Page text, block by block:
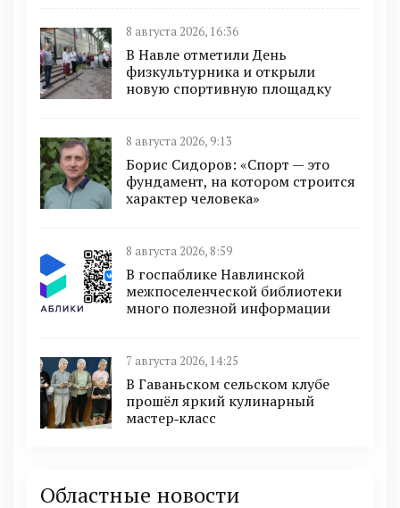
8 августа 2026, 16:36
В Навле отметили День
физкультурника и открыли
новую спортивную площадку
8 августа 2026, 9:13
Борис Сидоров: «Спорт — это
фундамент, на котором строится
характер человека»
8 августа 2026, 8:59
В госпаблике Навлинской
межпоселенческой библиотеки
много полезной информации
7 августа 2026, 14:25
В Гаваньском сельском клубе
прошёл яркий кулинарный
мастер‑класс
Областные новости